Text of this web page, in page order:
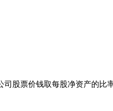
股票价钱取每股净资产的比